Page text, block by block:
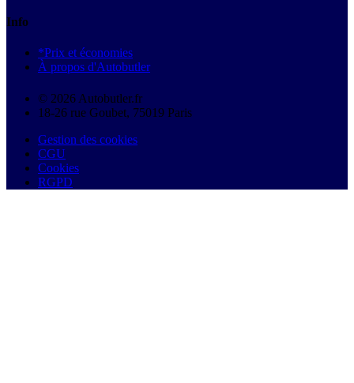
Info
*Prix et économies
À propos d'Autobutler
© 2026 Autobutler.fr
18-26 rue Goubet, 75019 Paris
Gestion des cookies
CGU
Cookies
RGPD